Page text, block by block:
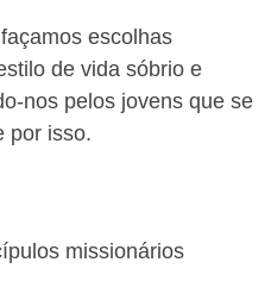
escolhas
de vida sóbrio e
pelos jovens que se
por isso.
missionários